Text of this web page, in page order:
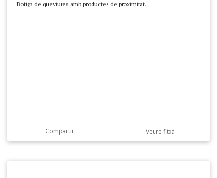
Botiga de queviures amb productes de proximitat.
Compartir Veure fitxa